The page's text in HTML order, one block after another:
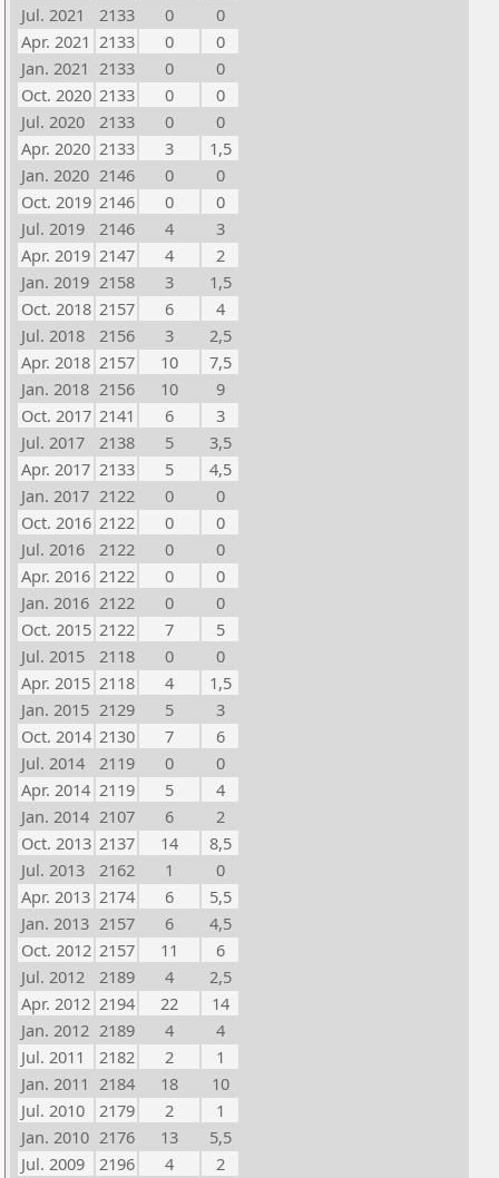
Jul. 2021
2133 0
0
Apr. 2021 2133 0
0
Jan. 2021 2133 0
0
Oct. 2020 2133 0
0
Jul. 2020
2133 0
0
Apr. 2020 2133 3
1,5
Jan. 2020 2146 0
0
Oct. 2019 2146 0
0
Jul. 2019
2146 4
3
Apr. 2019 2147 4
2
Jan. 2019 2158 3
1,5
Oct. 2018 2157 6
4
Jul. 2018
2156 3
2,5
Apr. 2018 2157 10
7,5
Jan. 2018 2156 10
9
Oct. 2017 2141 6
3
Jul. 2017
2138 5
3,5
Apr. 2017 2133 5
4,5
Jan. 2017 2122 0
0
Oct. 2016 2122 0
0
Jul. 2016
2122 0
0
Apr. 2016 2122 0
0
Jan. 2016 2122 0
0
Oct. 2015 2122 7
5
Jul. 2015
2118 0
0
Apr. 2015 2118 4
1,5
Jan. 2015 2129 5
3
Oct. 2014 2130 7
6
Jul. 2014
2119 0
0
Apr. 2014 2119 5
4
Jan. 2014 2107 6
2
Oct. 2013 2137 14
8,5
Jul. 2013
2162 1
0
Apr. 2013 2174 6
5,5
Jan. 2013 2157 6
4,5
Oct. 2012 2157 11
6
Jul. 2012
2189 4
2,5
Apr. 2012 2194 22
14
Jan. 2012 2189 4
4
Jul. 2011
2182 2
1
Jan. 2011 2184 18
10
Jul. 2010
2179 2
1
Jan. 2010 2176 13
5,5
Jul. 2009
2196 4
2